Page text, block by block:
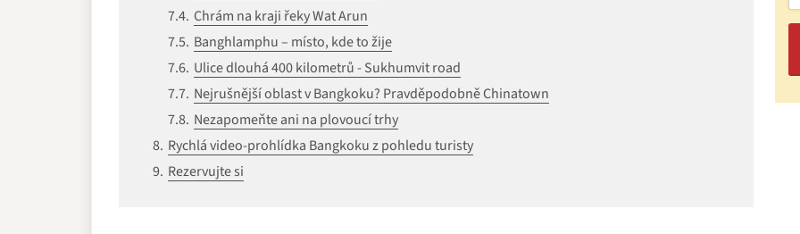
Chrám na kraji řeky Wat Arun
Banghlamphu – místo, kde to žije
Ulice dlouhá 400 kilometrů - Sukhumvit road
Nejrušnější oblast v Bangkoku? Pravděpodobně Chinatown
Nezapomeňte ani na plovoucí trhy
Rychlá video-prohlídka Bangkoku z pohledu turisty
Rezervujte si